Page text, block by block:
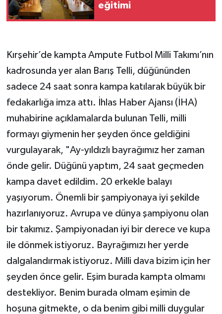
eğitimi
Kırşehir’de kampta Ampute Futbol Milli Takımı’nın
kadrosunda yer alan Barış Telli, düğününden
sadece 24 saat sonra kampa katılarak büyük bir
fedakarlığa imza attı. İhlas Haber Ajansı (İHA)
muhabirine açıklamalarda bulunan Telli, milli
formayı giymenin her şeyden önce geldiğini
vurgulayarak, "Ay-yıldızlı bayrağımız her zaman
önde gelir. Düğünü yaptım, 24 saat geçmeden
kampa davet edildim. 20 erkekle balayı
yaşıyorum. Önemli bir şampiyonaya iyi şekilde
hazırlanıyoruz. Avrupa ve dünya şampiyonu olan
bir takımız. Şampiyonadan iyi bir derece ve kupa
ile dönmek istiyoruz. Bayrağımızı her yerde
dalgalandırmak istiyoruz. Milli dava bizim için her
şeyden önce gelir. Eşim burada kampta olmamı
destekliyor. Benim burada olmam eşimin de
hoşuna gitmekte, o da benim gibi milli duygular